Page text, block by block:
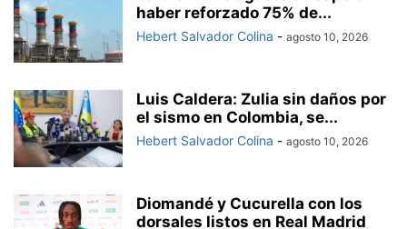
haber reforzado 75% de...
Hebert Salvador Colina - agosto 10, 2026
Luis Caldera: Zulia sin daños por
el sismo en Colombia, se...
Hebert Salvador Colina - agosto 10, 2026
Diomandé y Cucurella con los
dorsales listos en Real Madrid